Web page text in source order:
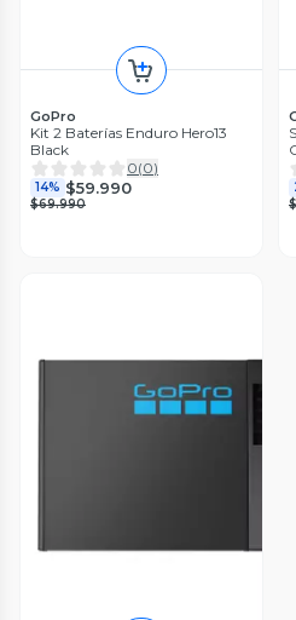
GoPro
Kit 2 Baterías Enduro Hero13
Black
0(0)
14% $59.990
$69.990